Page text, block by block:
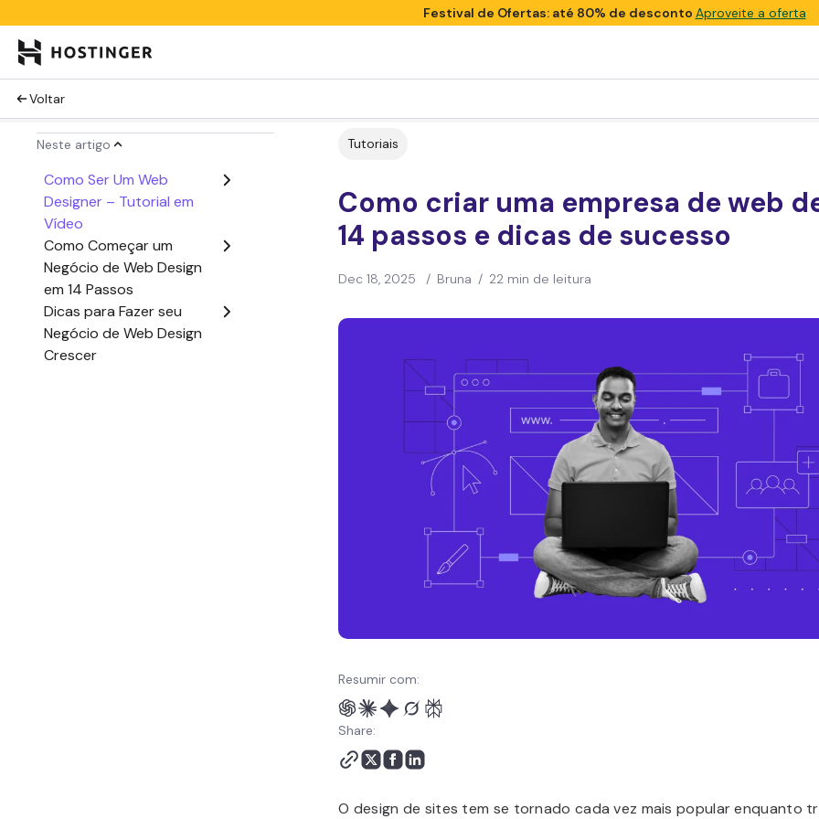
Festival de Ofertas: até 80% de desconto Aproveite a oferta
Voltar
Neste artigo
Como Ser Um Web
Designer – Tutorial em
Vídeo
Como Começar um
Negócio de Web Design
em 14 Passos
Dicas para Fazer seu
Negócio de Web Design
Crescer
Tutoriais
Como criar uma empresa de web
14 passos e dicas de sucesso
Dec 18, 2025 / Bruna / 22 min de leitura
Resumir com:
Share:
O design de sites tem se tornado cada vez mais popular enquanto